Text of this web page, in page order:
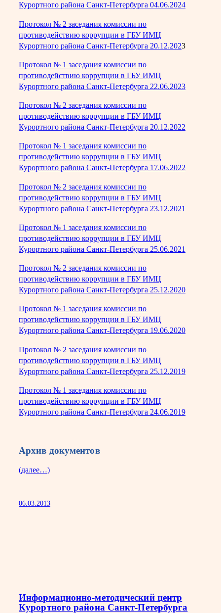
Курортного района Санкт-Петербурга 04.06.2024
Протокол № 2 заседания комиссии по
противодействию коррупции в ГБУ ИМЦ
Курортного района Санкт-Петербурга 20.12.2023
Протокол № 1 заседания комиссии по
противодействию коррупции в ГБУ ИМЦ
Курортного района Санкт-Петербурга 22.06.2023
Протокол № 2 заседания комиссии по
противодействию коррупции в ГБУ ИМЦ
Курортного района Санкт-Петербурга 20.12.2022
Протокол № 1 заседания комиссии по
противодействию коррупции в ГБУ ИМЦ
Курортного района Санкт-Петербурга 17.06.2022
Протокол № 2 заседания комиссии по
противодействию коррупции в ГБУ ИМЦ
Курортного района Санкт-Петербурга 23.12.2021
Протокол № 1 заседания комиссии по
противодействию коррупции в ГБУ ИМЦ
Курортного района Санкт-Петербурга 25.06.2021
Протокол № 2 заседания комиссии по
противодействию коррупции в ГБУ ИМЦ
Курортного района Санкт-Петербурга 25.12.2020
Протокол № 1 заседания комиссии по
противодействию коррупции в ГБУ ИМЦ
Курортного района Санкт-Петербурга 19.06.2020
Протокол № 2 заседания комиссии по
противодействию коррупции в ГБУ ИМЦ
Курортного района Санкт-Петербурга 25.12.2019
Протокол № 1 заседания комиссии по
противодействию коррупции в ГБУ ИМЦ
Курортного района Санкт-Петербурга 24.06.2019
Архив документов
(далее…)
06.03.2013
Информационно-методический центр
Курортного района Санкт-Петербурга